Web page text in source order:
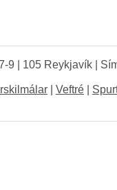
9 | 105 Reykjavík |
Veftré